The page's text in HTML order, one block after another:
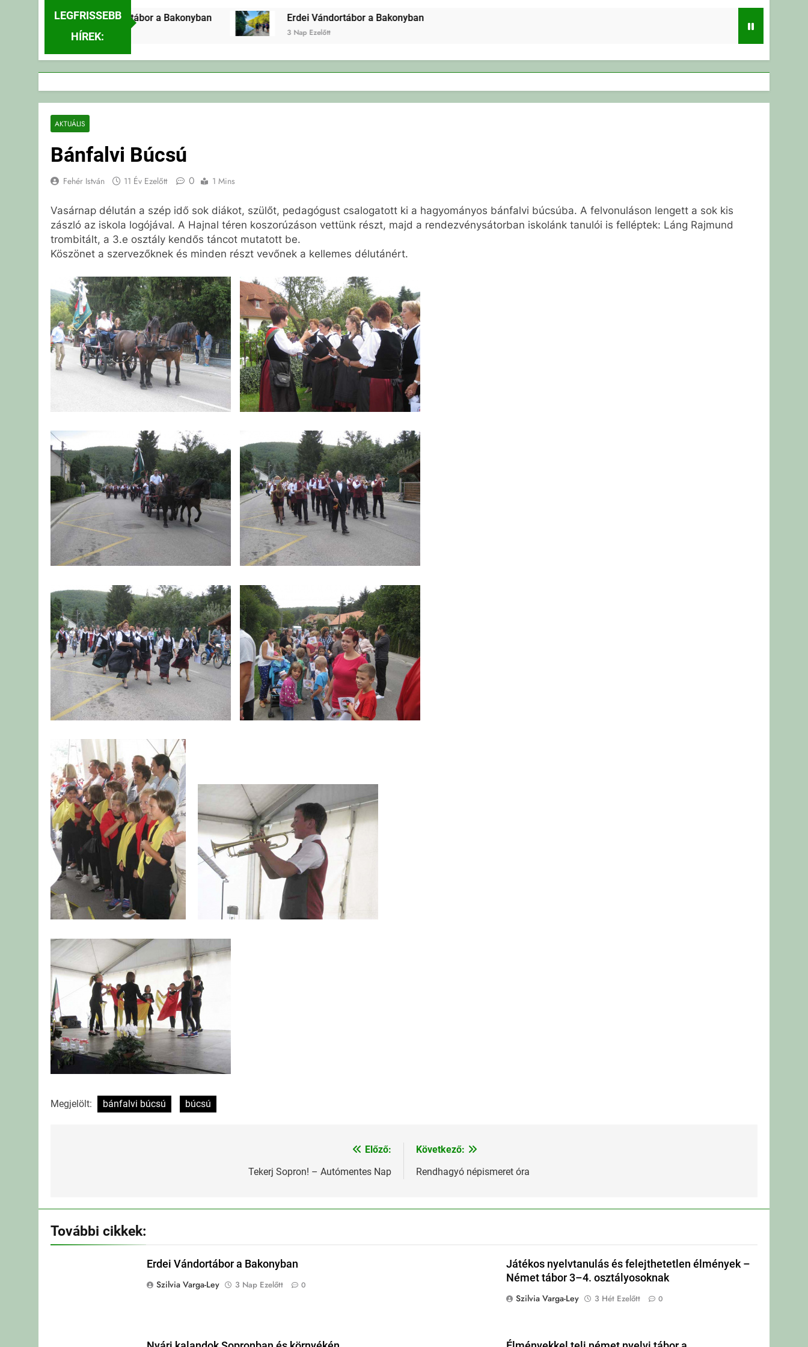
LEGFRISSEBB
HÍREK:
Erdei Vándortábor a Bakonyban
3 Nap Ezelőtt
Erdei Vándortábor a Bakonyban
3 Nap Ezelőtt
AKTUÁLIS
Bánfalvi Búcsú
Fehér István 11 Év Ezelőtt 0 1 Mins
Vasárnap délután a szép idő sok diákot, szülőt, pedagógust csalogatott ki a hagyományos bánfalvi búcsúba. A felvonuláson lengett a sok kis
zászló az iskola logójával. A Hajnal téren koszorúzáson vettünk részt, majd a rendezvénysátorban iskolánk tanulói is felléptek: Láng Rajmund
trombitált, a 3.e osztály kendős táncot mutatott be.
Köszönet a szervezőknek és minden részt vevőnek a kellemes délutánért.
Megjelölt: bánfalvi búcsú búcsú
Előző:
Tekerj Sopron! – Autómentes Nap
Következő:
Rendhagyó népismeret óra
További cikkek:
Erdei Vándortábor a Bakonyban
Szilvia Varga-Ley
3 Nap Ezelőtt 0
Játékos nyelvtanulás és felejthetetlen élmények –
Német tábor 3–4. osztályosoknak
Szilvia Varga-Ley
3 Hét Ezelőtt 0